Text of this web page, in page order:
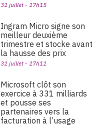
31 juillet - 17h15
Ingram Micro signe son
meilleur deuxième
trimestre et stocke avant
la hausse des prix
31 juillet - 17h11
Microsoft clôt son
exercice à 331 milliards
et pousse ses
partenaires vers la
facturation à l’usage